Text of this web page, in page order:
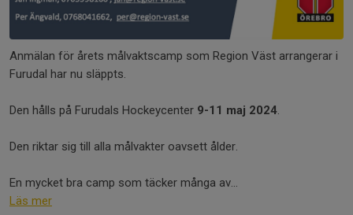
Anmälan för årets målvaktscamp som Region Väst arrangerar i
Furudal har nu släppts.
Den hålls på Furudals Hockeycenter 9-11 maj 2024.
Den riktar sig till alla målvakter oavsett ålder.
En mycket bra camp som täcker många av...
Läs mer